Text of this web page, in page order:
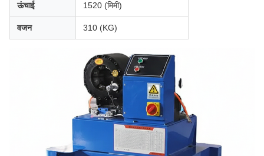
ऊंचाई 1520 (मिमी)
वजन 310 (KG)